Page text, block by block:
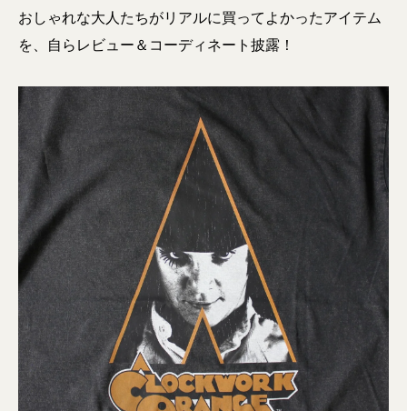
おしゃれな大人たちがリアルに買ってよかったアイテム
を、自らレビュー＆コーディネート披露！